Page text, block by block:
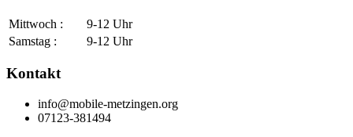
Mittwoch :
9-12 Uhr
Samstag :
9-12 Uhr
Kontakt
info@mobile-metzingen.org
07123-381494